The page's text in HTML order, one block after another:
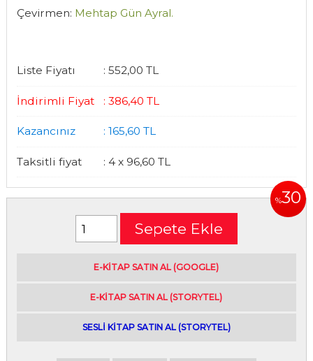
Çevirmen: Mehtap Gün Ayral.
Liste Fiyatı : 552,00 TL
İndirimli Fiyat : 386,40 TL
Kazancınız : 165,60 TL
Taksitli fiyat : 4 x 96,60 TL
%30
Sepete Ekle
E-KİTAP SATIN AL (GOOGLE)
E-KİTAP SATIN AL (STORYTEL)
SESLİ KİTAP SATIN AL (STORYTEL)